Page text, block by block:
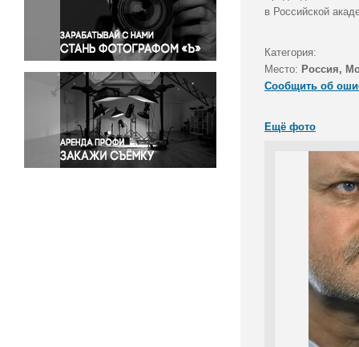
Правосудие
Происшествия и конфликты
Религия
Светская жизнь
Спорт
Экология
Экономика и бизнес
в Российской
Категория:
Место: Россия,
Сообщить об
Ещё фото